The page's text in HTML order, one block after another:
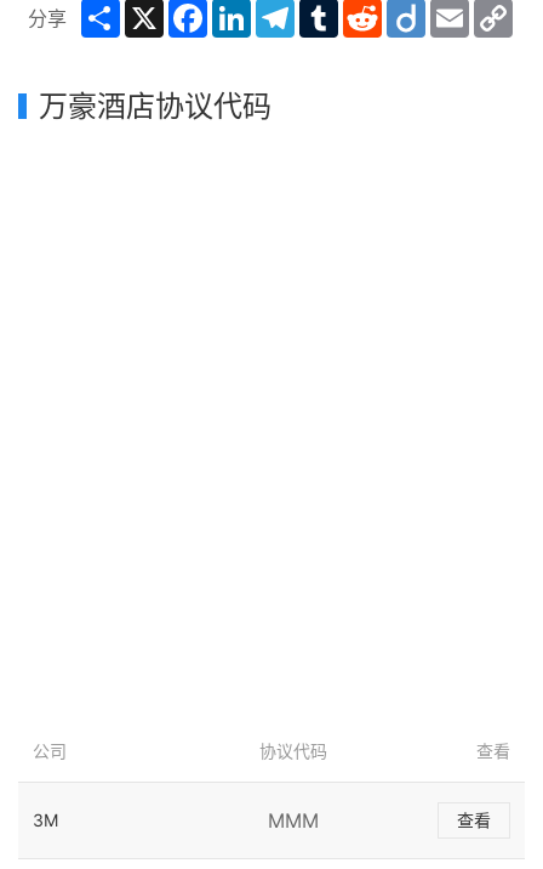
分享 ShareX Facebook
LinkedInTelegram
TumblrRedditDiigo Email
万豪酒店协议代码
公司 协议代码 查看
3M MMM 查看